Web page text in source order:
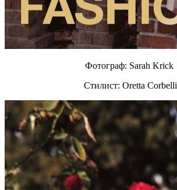
Фотограф: Sarah Krick
Стилист: Oretta Corbelli